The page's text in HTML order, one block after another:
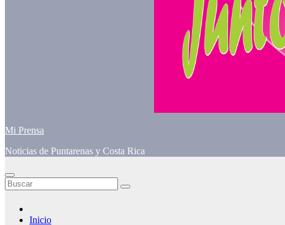
Mi Prensa
Noticias de Puntarenas y Costa Rica
Inicio